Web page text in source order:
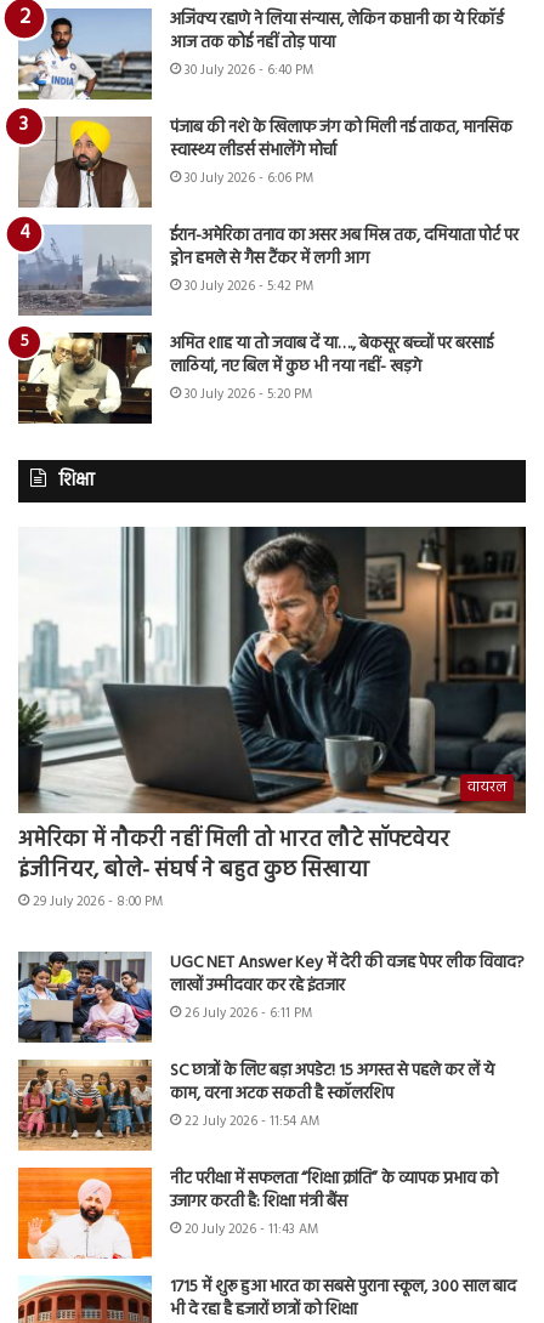
अजिंक्य रहाणे ने लिया संन्यास, लेकिन कप्तानी का ये रिकॉर्ड
आज तक कोई नहीं तोड़ पाया
30 July 2026 - 6:40 PM
पंजाब की नशे के खिलाफ जंग को मिली नई ताकत, मानसिक
स्वास्थ्य लीडर्स संभालेंगे मोर्चा
30 July 2026 - 6:06 PM
ईरान-अमेरिका तनाव का असर अब मिस्र तक, दमियाता पोर्ट पर
ड्रोन हमले से गैस टैंकर में लगी आग
30 July 2026 - 5:42 PM
अमित शाह या तो जवाब दें या…., बेकसूर बच्चों पर बरसाई
लाठियां, नए बिल में कुछ भी नया नहीं- खड़गे
30 July 2026 - 5:20 PM
शिक्षा
वायरल
अमेरिका में नौकरी नहीं मिली तो भारत लौटे सॉफ्टवेयर
इंजीनियर, बोले- संघर्ष ने बहुत कुछ सिखाया
29 July 2026 - 8:00 PM
UGC NET Answer Key में देरी की वजह पेपर लीक विवाद?
लाखों उम्मीदवार कर रहे इंतजार
26 July 2026 - 6:11 PM
SC छात्रों के लिए बड़ा अपडेट! 15 अगस्त से पहले कर लें ये
काम, वरना अटक सकती है स्कॉलरशिप
22 July 2026 - 11:54 AM
नीट परीक्षा में सफलता “शिक्षा क्रांति” के व्यापक प्रभाव को
उजागर करती है: शिक्षा मंत्री बैंस
20 July 2026 - 11:43 AM
1715 में शुरू हुआ भारत का सबसे पुराना स्कूल, 300 साल बाद
भी दे रहा है हजारों छात्रों को शिक्षा